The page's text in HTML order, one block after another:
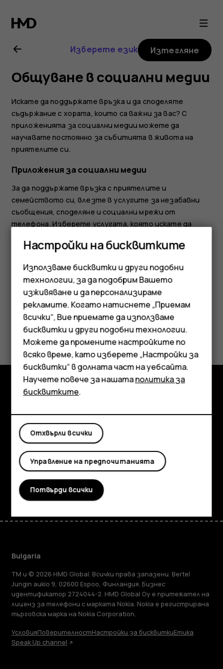
Ръководство
на
потребителя
за
Nokia
7.1
Смартфони
Мобилни телефони
Аксесоари
Таблети
Изберете език Изтегляне
Общуване в социални медии
Искате да поддържате връзка и да споделяте
съдържание с хората, които са важни за вас? С
приложенията за социални медии можете да
научавате постоянно за събитията в живота на
приятелите си.
Приложения за социални медии
За да поддържате връзка с приятелите и
семейството си, влезте в услугите за незабавни
съобщения, споделяне и социални мрежи от
телефона. Изберете услугата, която искате да
социални медии се предлагат вмагазина Google Play
Полезен ли беше този отговор?
Да Не
Информация
Planet and people
Поддръжка
FacebookInstagram
TiktokYoutube
Bulgaria
TM и © 2026 HMD Global. Всички права запазени. Bertel
Jungin aukio 9, 02600 Espoo, Финландия. Бизнес
идентификатор 2724044-2. HMD Global Oy е притежател на
лиценз за телефони с марката Nokia. Nokia е регистрирана
търговска марка на Nokia Corporation.
УсловияПоверителностНастройки за бисквиткиЕтика
Speak Up channel
Настройки на бисквитките
Използваме бисквитки и други подобни
технологии, за да подобрим Вашето
изживяване и да персонализираме
рекламите. Когато натиснете „Приемам
всички“, Вие приемате да използваме
бисквитки и други подобни технологии.
Можете да промените настройките по
всяко време, като изберете „Настройки за
бисквитки“ в долната част на уебсайта.
Научете повече за нашатаполитика за
бисквитките.
Отхвърли всички
Управление на предпочитанията
Потвърди всички